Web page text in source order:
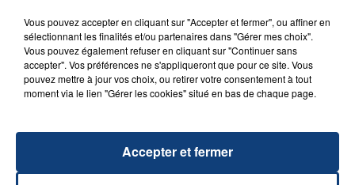
Un homme s'est immolé par le feu après avoir
aspergé sa compagne et leur bébé de trois mois
d'un liquide inflammable.
20 juillet 2026
Vous pouvez accepter en cliquant sur "Accepter et fermer", ou affiner en
sélectionnant les finalités et/ou partenaires dans "Gérer mes choix".
Vous pouvez également refuser en cliquant sur "Continuer sans
accepter". Vos préférences ne s'appliqueront que pour ce site. Vous
pouvez mettre à jour vos choix, ou retirer votre consentement à tout
moment via le lien "Gérer les cookies" situé en bas de chaque page.
Accepter et fermer